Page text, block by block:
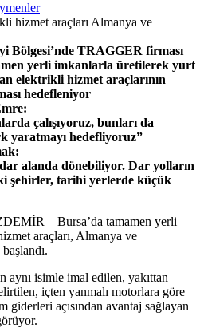
hizmet araçları Almanya ve
Bölgesi’nde TRAGGER firması
yerli imkanlarla üretilerek yurt
elektrikli hizmet araçlarının
hedefleniyor
çalışıyoruz, bunları da
yaratmayı hedefliyoruz”
alanda dönebiliyor. Dar yolların
şehirler, tarihi yerlerde küçük
– Bursa’da tamamen yerli
araçları, Almanya ve
aynı isimle imal edilen, yakıttan
içten yanmalı motorlara göre
giderleri açısından avantaj sağlayan